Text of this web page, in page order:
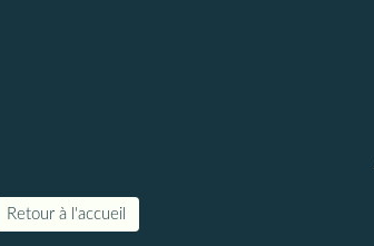
Retour à l'accueil